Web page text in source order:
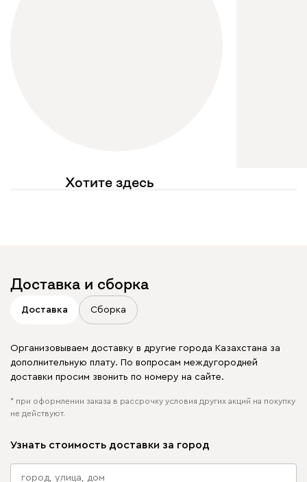
Хотите здесь
Доставка и сборка
Доставка Сборка
Организовываем доставку в другие города Казахстана за
дополнительную плату. По вопросам междугородней
доставки просим звонить по номеру на сайте.
* при оформлении заказа в рассрочку условия других акций на покупку
не действуют.
Узнать стоимость доставки за город